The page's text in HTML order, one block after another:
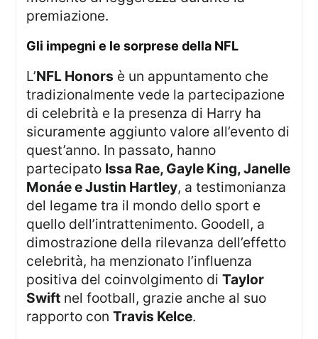
premiazione.
gli impegni e le sorprese della NFL
L’NFL Honors è un appuntamento che
tradizionalmente vede la partecipazione
di celebrità e la presenza di Harry ha
sicuramente aggiunto valore all’evento di
quest’anno. In passato, hanno
partecipato Issa Rae, Gayle King, Janelle
Monáe e Justin Hartley, a testimonianza
del legame tra il mondo dello sport e
quello dell’intrattenimento. Goodell, a
dimostrazione della rilevanza dell’effetto
celebrità, ha menzionato l’influenza
positiva del coinvolgimento diTaylor
Swift nel football, grazie anche al suo
rapporto conTravis Kelce.